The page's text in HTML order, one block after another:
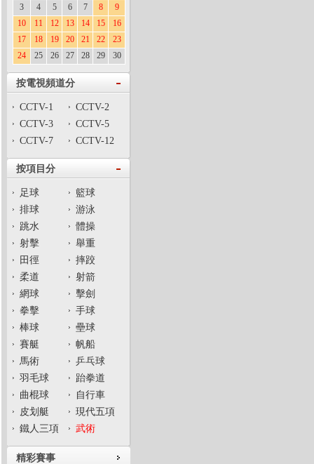
3
4 5 6 7 8
9
10
11 12 13 14 15
16
17
18 19 20 21 22
23
24
25 26 27 28 29 30
按電視頻道分
CCTV-1
CCTV-2
CCTV-3
CCTV-5
CCTV-7
CCTV-12
按項目分
足球
籃球
排球
游泳
跳水
體操
射擊
舉重
田徑
摔跤
柔道
射箭
網球
擊劍
拳擊
手球
棒球
壘球
賽艇
帆船
馬術
乒乓球
羽毛球
跆拳道
曲棍球
自行車
皮划艇
現代五項
鐵人三項
武術
精彩賽事